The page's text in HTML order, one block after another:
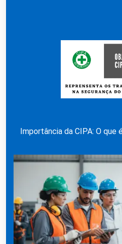
Importância da CIPA: O que